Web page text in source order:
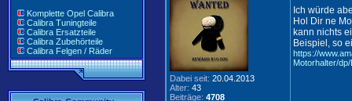
Komplette Opel Calibra
Calibra Tuningteile
Calibra Ersatzteile
Calibra Zubehörteile
Calibra Felgen / Räder
Dabei seit: 20.04.2013
Alter: 43
Beiträge: 4708
Ich würde
Hol Dir ne
kann nichts
Beispiel, so
https://
Motorhalter/